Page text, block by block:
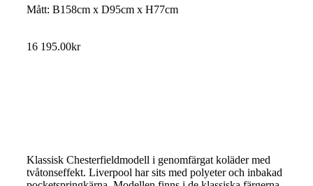
Mått: B158cm x D95cm x H77cm
16 195.00kr
Klassisk Chesterfieldmodell i genomfärgat koläder med
tvåtonseffekt. Liverpool har sits med polyeter och inbakad